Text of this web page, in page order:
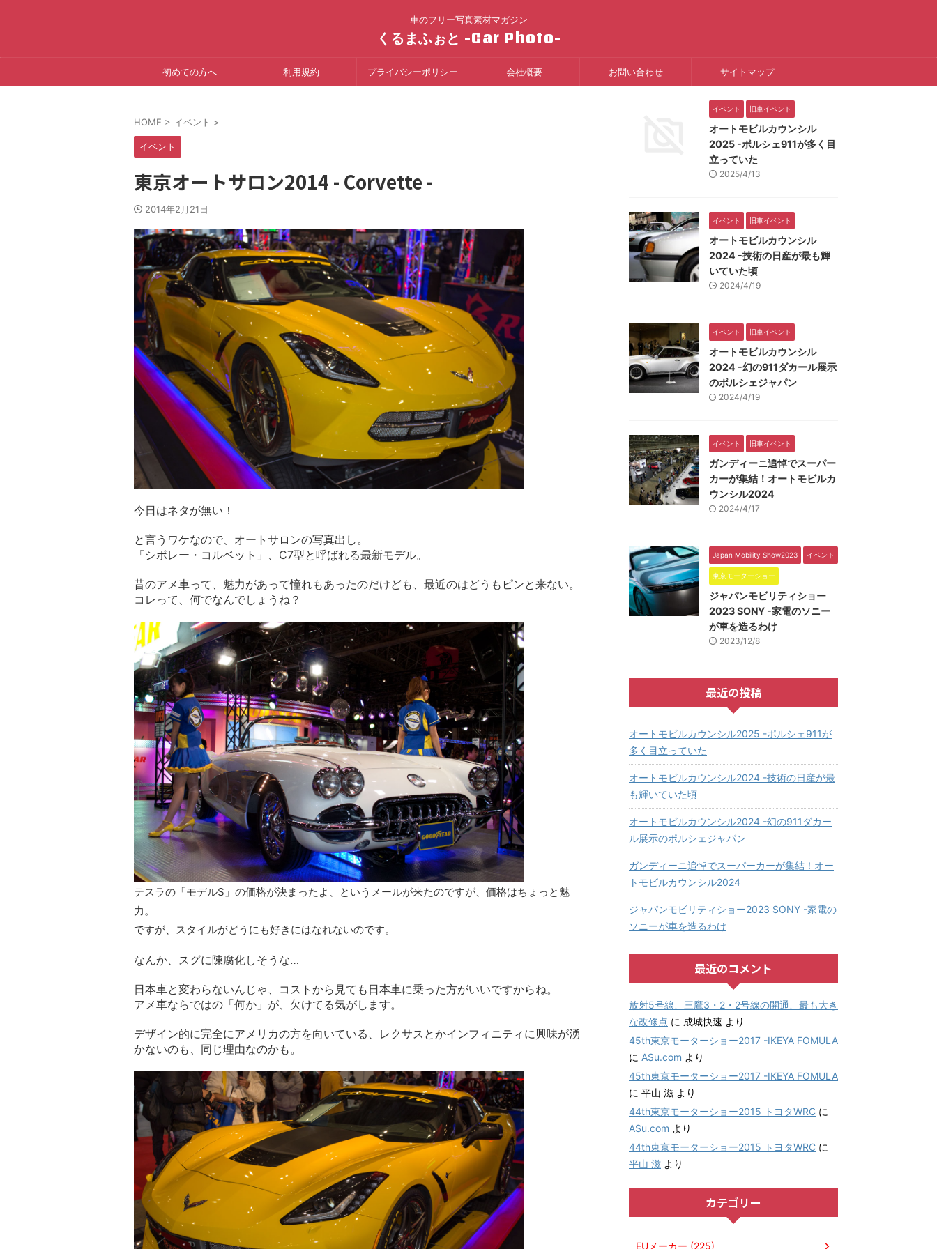
車のフリー写真素材マガジン
くるまふぉと -Car Photo-
初めての方へ 利用規約 プライバシーポリシー 会社概要 お問い合わせ サイトマップ
HOME > イベント >
イベント
東京オートサロン2014 - Corvette -
2014年2月21日
今日はネタが無い！
と言うワケなので、オートサロンの写真出し。
「シボレー・コルベット」、C7型と呼ばれる最新モデル。
昔のアメ車って、魅力があって憧れもあったのだけども、最近のはどうもピンと来ない。
コレって、何でなんでしょうね？
テスラの「モデルS」の価格が決まったよ、というメールが来たのですが、価格はちょっと魅
力。
ですが、スタイルがどうにも好きにはなれないのです。
なんか、スグに陳腐化しそうな…
日本車と変わらないんじゃ、コストから見ても日本車に乗った方がいいですからね。
アメ車ならではの「何か」が、欠けてる気がします。
デザイン的に完全にアメリカの方を向いている、レクサスとかインフィニティに興味が湧
かないのも、同じ理由なのかも。
イベント 旧車イベント
オートモビルカウンシル
2025 -ポルシェ911が多く目
立っていた
2025/4/13
イベント 旧車イベント
オートモビルカウンシル
2024 -技術の日産が最も輝
いていた頃
2024/4/19
イベント 旧車イベント
オートモビルカウンシル
2024 -幻の911ダカール展示
のポルシェジャパン
2024/4/19
イベント 旧車イベント
ガンディーニ追悼でスーパー
カーが集結！オートモビルカ
ウンシル2024
2024/4/17
Japan Mobility Show2023 イベント
東京モーターショー
ジャパンモビリティショー
2023 SONY -家電のソニー
が車を造るわけ
2023/12/8
最近の投稿
オートモビルカウンシル2025 -ポルシェ911が
多く目立っていた
オートモビルカウンシル2024 -技術の日産が最
も輝いていた頃
オートモビルカウンシル2024 -幻の911ダカー
ル展示のポルシェジャパン
ガンディーニ追悼でスーパーカーが集結！オー
トモビルカウンシル2024
ジャパンモビリティショー2023 SONY -家電の
ソニーが車を造るわけ
最近のコメント
放射5号線、三鷹3・2・2号線の開通、最も大き
な改修点 に 成城快速 より
45th東京モーターショー2017 -IKEYA FOMULA
に ASu.com より
45th東京モーターショー2017 -IKEYA FOMULA
に 平山 滋 より
44th東京モーターショー2015 トヨタWRC に
ASu.com より
44th東京モーターショー2015 トヨタWRC に
平山 滋 より
カテゴリー
EUメーカー (225)